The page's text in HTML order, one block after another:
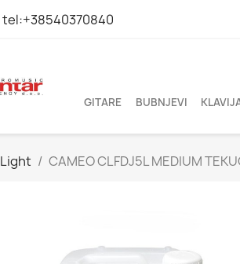
tel:+38540370840
GITARE BUBNJEVI
Light CAMEO CLFDJ5L MEDIUM